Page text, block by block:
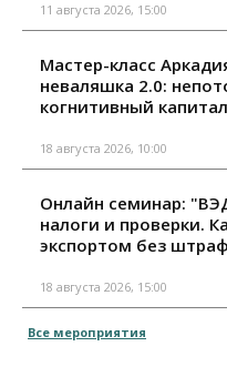
11 августа 2026, 15:00
Мастер-класс
неваляшка 2.0:
когнитивный
18 августа 2026, 10:00
Онлайн семинар:
налоги и проверки.
экспортом без
18 августа 2026, 15:00
Все мероприятия